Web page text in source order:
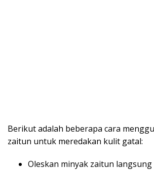
Berikut adalah beberapa cara
zaitun untuk meredakan kulit gatal:
Oleskan minyak zaitun